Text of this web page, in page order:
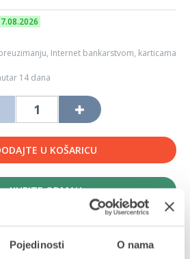
Pojedinosti O nama
Internet bankarstvom, karticama
14 dana
U KOŠARICU
KUPITE ODMAH